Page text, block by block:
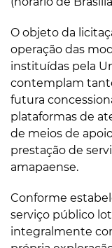
O objeto da
operação das
instituídas pela
contemplam
futura
plataformas de
de meios de
prestação de
amapaense.
Conforme
serviço público
integralmente